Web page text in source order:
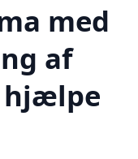
med
af
hjælpe